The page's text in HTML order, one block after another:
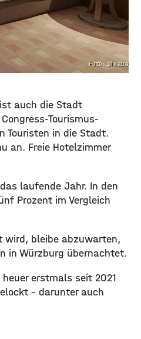
Foto:
auch die Stadt
Tourismus-
Touristen in die Stadt.
an. Freie Hotelzimmer
laufende Jahr. In den
Prozent im Vergleich
wird, bleibe abzuwarten,
in Würzburg übernachtet.
erstmals seit 2021
– darunter auch